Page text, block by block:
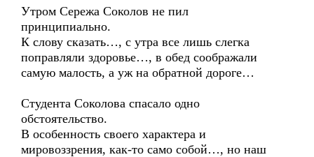
Утром Сережа Соколов не пил
принципиально.
К слову сказать…, с утра все лишь слегка
поправляли здоровье…, в обед соображали
самую малость, а уж на обратной дороге…
Студента Соколова спасало одно
обстоятельство.
В особенность своего характера и
мировоззрения, как-то само собой…, но наш